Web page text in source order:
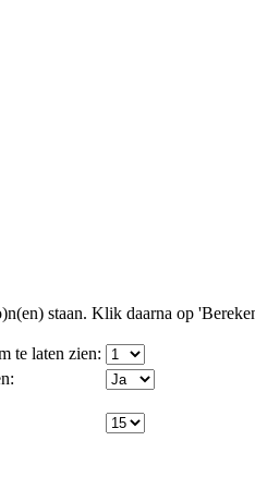
staan. Klik daarna op
te laten zien: